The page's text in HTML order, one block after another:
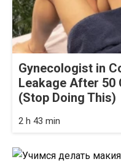
Gynecologist in
Leakage After 50
(Stop Doing This)
2 h 43 min